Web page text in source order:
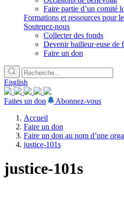
Faire partie d’un comité
Formations et ressources pour
Soutenez-nous
Collecter des fonds
Devenir bailleur·euse de
Faire un don
English
Faites un don
Abonnez-vous
Accueil
Faire un don
Faire un don au nom d’une
justice-101s
justice-101s